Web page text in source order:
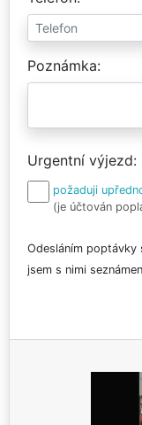
Poznámka
Urgentní výjezd
požaduji
(je účtován
Odesláním poptávky
jsem s nimi